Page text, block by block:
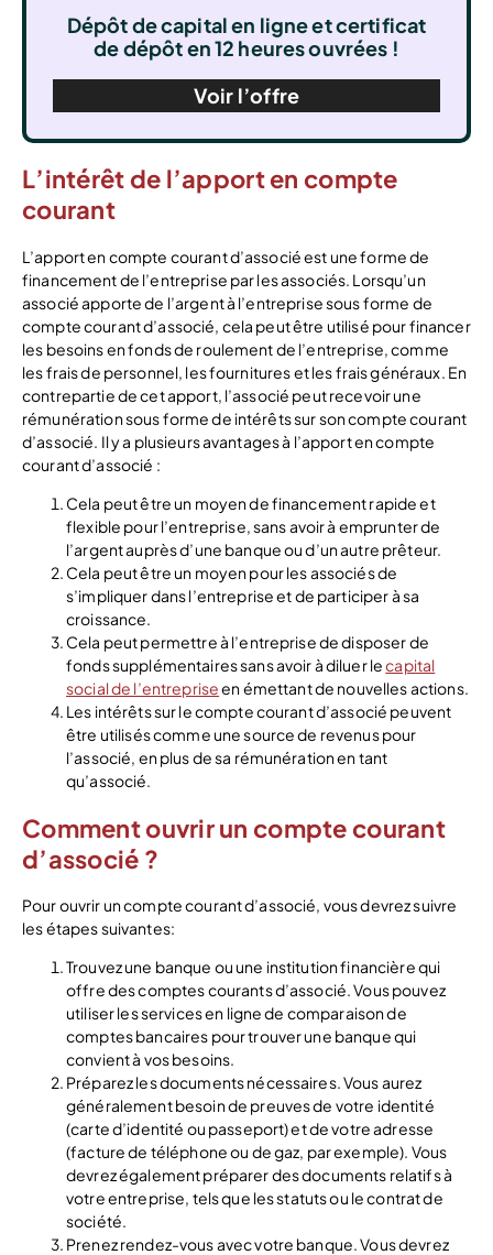
Dépôt de capital en ligne et certificat
de dépôt en 12 heures ouvrées !
Voir l’offre
L’intérêt de l’apport en compte
courant
L’apport en compte courant d’associé est une forme de
financement de l’entreprise par les associés. Lorsqu’un
associé apporte de l’argent à l’entreprise sous forme de
compte courant d’associé, cela peut être utilisé pour financer
les besoins en fonds de roulement de l’entreprise, comme
les frais de personnel, les fournitures et les frais généraux. En
contrepartie de cet apport, l’associé peut recevoir une
rémunération sous forme de intérêts sur son compte courant
d’associé. Il y a plusieurs avantages à l’apport en compte
courant d’associé :
Cela peut être un moyen de financement rapide et
flexible pour l’entreprise, sans avoir à emprunter de
l’argent auprès d’une banque ou d’un autre prêteur.
Cela peut être un moyen pour les associés de
s’impliquer dans l’entreprise et de participer à sa
croissance.
Cela peut permettre à l’entreprise de disposer de
fonds supplémentaires sans avoir à diluer lecapital
social de l’entrepriseen émettant de nouvelles actions.
Les intérêts sur le compte courant d’associé peuvent
être utilisés comme une source de revenus pour
l’associé, en plus de sa rémunération en tant
qu’associé.
Comment ouvrir un compte courant
d’associé ?
Pour ouvrir un compte courant d’associé, vous devrez suivre
les étapes suivantes:
Trouvez une banque ou une institution financière qui
offre des comptes courants d’associé. Vous pouvez
utiliser les services en ligne de comparaison de
comptes bancaires pour trouver une banque qui
convient à vos besoins.
Préparez les documents nécessaires. Vous aurez
généralement besoin de preuves de votre identité
(carte d’identité ou passeport) et de votre adresse
(facture de téléphone ou de gaz, par exemple). Vous
devrez également préparer des documents relatifs à
votre entreprise, tels que les statuts ou le contrat de
société.
Prenez rendez-vous avec votre banque. Vous devrez